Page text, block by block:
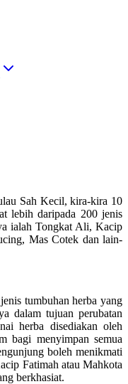
Sah Kecil, kira-kira 10
lebih daripada 200 jenis
ialah Tongkat Ali, Kacip
Mas Cotek dan lain-
tumbuhan herba yang
dalam tujuan perubatan
herba disediakan oleh
bagi menyimpan semua
boleh menikmati
Fatimah atau Mahkota
berkhasiat.